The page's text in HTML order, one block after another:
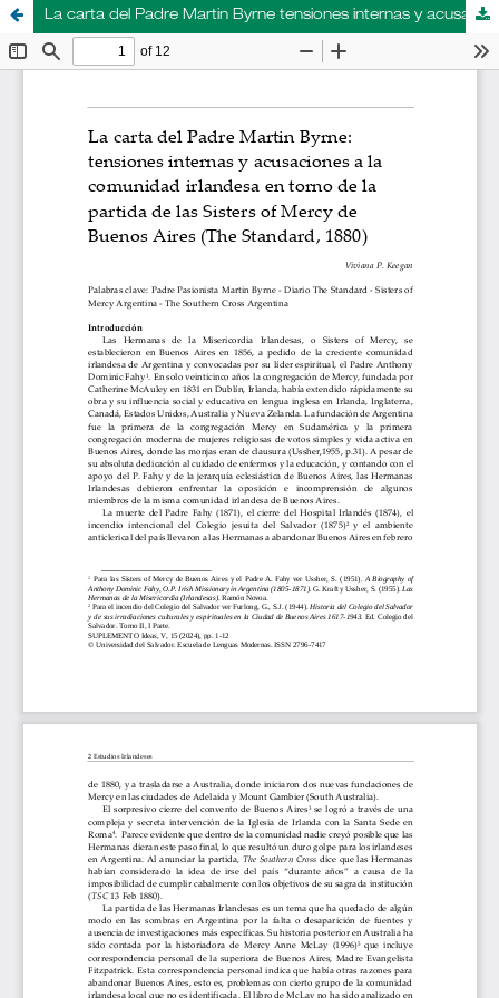
La carta del Padre Martin Byrne tensiones internas y acusaciones a la comunidad irlandesa en torno de la partida de las Sisters of Mercy de Buenos Aires (The Standard, 1880)